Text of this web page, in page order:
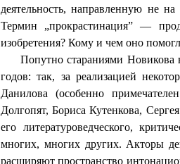
деятельность, направленную не
Термин „прокрастинация” —
изобретения? Кому и чем оно
Попутно стараниями Новикова
годов: так, за реализацией
Данилова (особенно
Долгопят, Бориса Кутенкова,
его литературоведческого,
многих, многих других. Акторы
расширяют пространство